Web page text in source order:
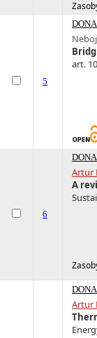
5
art.
6
Artur
A
Artur